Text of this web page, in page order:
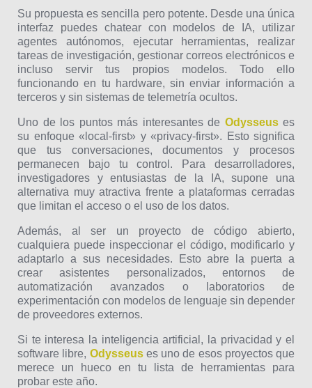
Su propuesta es sencilla pero potente. Desde una única
interfaz puedes chatear con modelos de IA, utilizar
agentes autónomos, ejecutar herramientas, realizar
tareas de investigación, gestionar correos electrónicos e
incluso servir tus propios modelos. Todo ello
funcionando en tu hardware, sin enviar información a
terceros y sin sistemas de telemetría ocultos.
Uno de los puntos más interesantes de Odysseus es
su enfoque «local-first» y «privacy-first». Esto significa
que tus conversaciones, documentos y procesos
permanecen bajo tu control. Para desarrolladores,
investigadores y entusiastas de la IA, supone una
alternativa muy atractiva frente a plataformas cerradas
que limitan el acceso o el uso de los datos.
Además, al ser un proyecto de código abierto,
cualquiera puede inspeccionar el código, modificarlo y
adaptarlo a sus necesidades. Esto abre la puerta a
crear asistentes personalizados, entornos de
automatización avanzados o laboratorios de
experimentación con modelos de lenguaje sin depender
de proveedores externos.
Si te interesa la inteligencia artificial, la privacidad y el
software libre, Odysseus es uno de esos proyectos que
merece un hueco en tu lista de herramientas para
probar este año.